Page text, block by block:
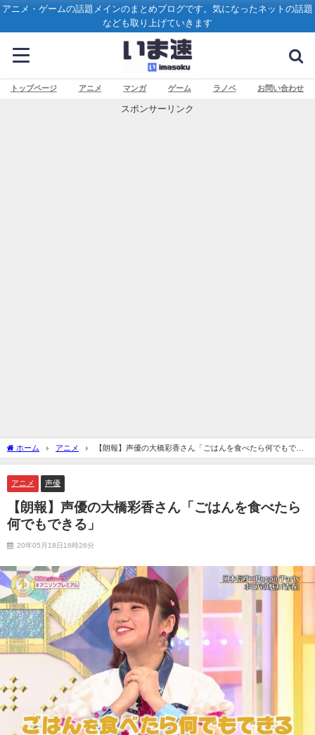
アニメ・ゲームの話題メインのまとめブログです。気になったネットの話題
なども取り上げていきます
トップページ アニメ マンガ ゲーム ラノベ お問い合わせ
スポンサーリンク
ホーム アニメ
【朗報】声優の大橋彩香さん「ごはんを食べたら何でもでき
る」
アニメ 声優
【朗報】声優の大橋彩香さん「ごはんを食べたら
何でもできる」
20年05月18日16時26分